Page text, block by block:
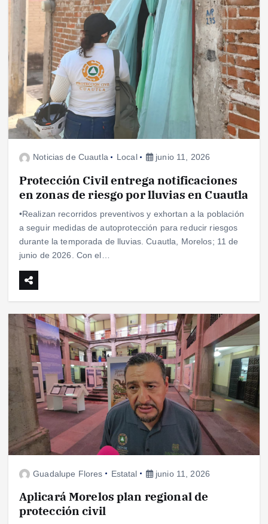
Noticias de Cuautla Local junio 11, 2026
Protección Civil entrega notificaciones
en zonas de riesgo por lluvias en Cuautla
•Realizan recorridos preventivos y exhortan a la población
a seguir medidas de autoprotección para reducir riesgos
durante la temporada de lluvias. Cuautla, Morelos; 11 de
junio de 2026. Con el…
Guadalupe Flores Estatal junio 11, 2026
Aplicará Morelos plan regional de
protección civil